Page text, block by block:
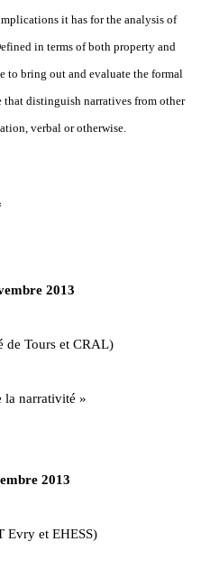
it has for the analysis of
in terms of both property and
to bring out and evaluate the formal
distinguish narratives from other
verbal or otherwise.
2013
de Tours et CRAL)
la narrativité »
2013
Evry et EHESS)